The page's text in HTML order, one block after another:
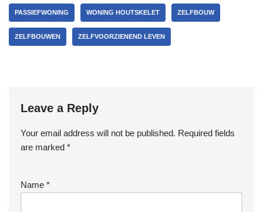
PASSIEFWONING WONING HOUTSKELET ZELFBOUW
ZELFBOUWEN ZELFVOORZIENEND LEVEN
Leave a Reply
Your email address will not be published. Required fields
are marked *
Name *